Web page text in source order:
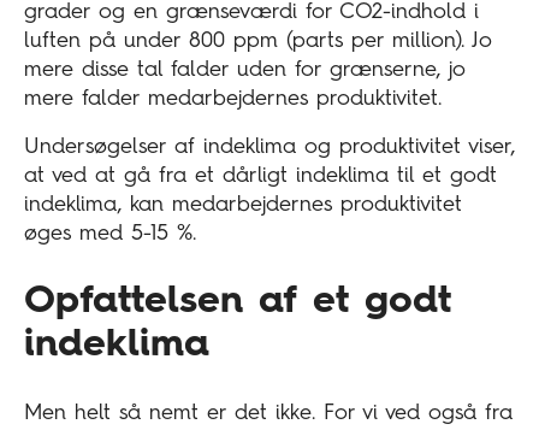
grader og en grænseværdi for CO2-indhold i
luften på under 800 ppm (parts per million). Jo
mere disse tal falder uden for grænserne, jo
mere falder medarbejdernes produktivitet.
Undersøgelser af indeklima og produktivitet viser,
at ved at gå fra et dårligt indeklima til et godt
indeklima, kan medarbejdernes produktivitet
øges med 5-15 %.
Opfattelsen af et godt
indeklima
Men helt så nemt er det ikke. For vi ved også fra